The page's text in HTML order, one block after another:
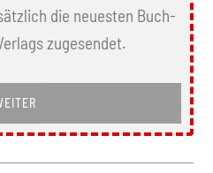
die neuesten Buch-
zugesendet.